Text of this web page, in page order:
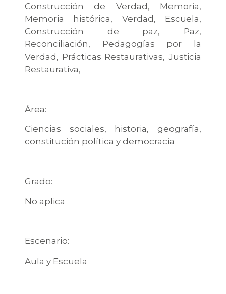
Construcción de Verdad, Memoria,
Memoria histórica, Verdad, Escuela,
Construcción de paz, Paz,
Reconciliación, Pedagogías por la
Verdad, Prácticas Restaurativas, Justicia
Restaurativa,
Área:
Ciencias sociales, historia, geografía,
constitución política y democracia
Grado:
No aplica
Escenario:
Aula y Escuela